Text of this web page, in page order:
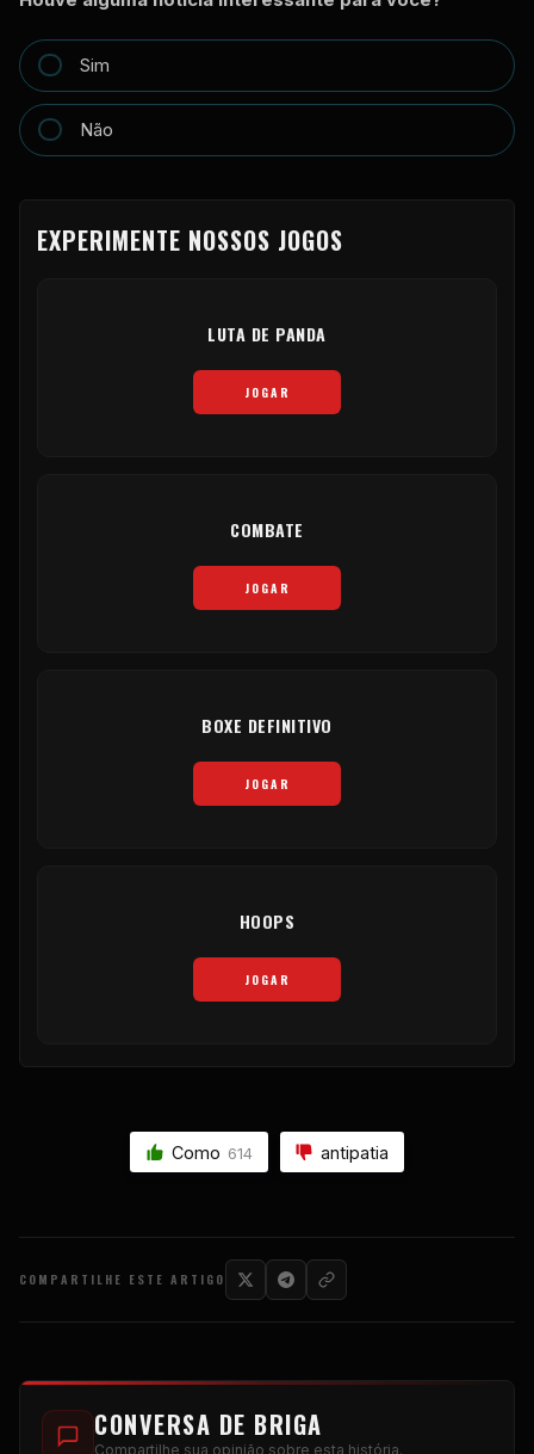
Sim
Não
EXPERIMENTE NOSSOS JOGOS
LUTA DE PANDA
JOGAR
COMBATE
JOGAR
BOXE DEFINITIVO
JOGAR
HOOPS
JOGAR
Como 614 antipatia
COMPARTILHE ESTE ARTIGO
CONVERSA DE BRIGA
Compartilhe sua opinião sobre esta história.